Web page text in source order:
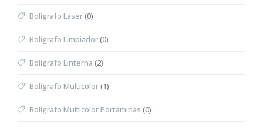
Bolígrafo Láser(0)
Bolígrafo Limpiador(0)
Bolígrafo Linterna (2)
Bolígrafo Multicolor(1)
Bolígrafo Multicolor Portaminas (0)